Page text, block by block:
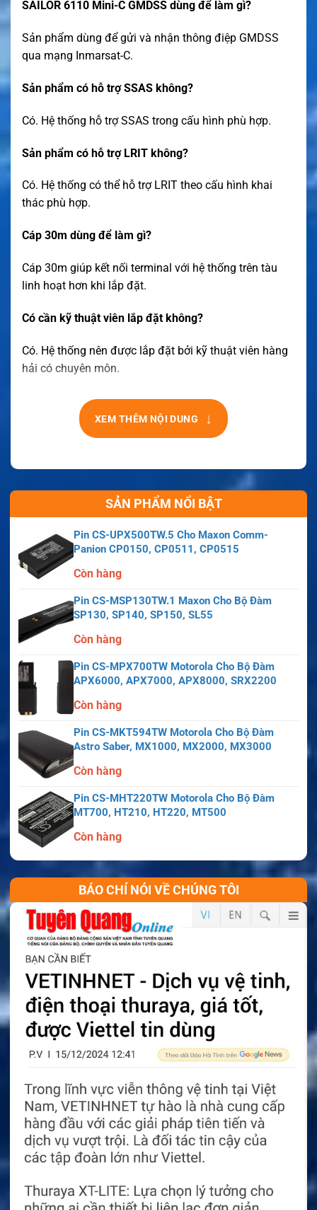
SAILOR 6110 Mini-C GMDSS dùng để làm gì?
Sản phẩm dùng để gửi và nhận thông điệp GMDSS
qua mạng Inmarsat-C.
Sản phẩm có hỗ trợ SSAS không?
Có. Hệ thống hỗ trợ SSAS trong cấu hình phù hợp.
Sản phẩm có hỗ trợ LRIT không?
Có. Hệ thống có thể hỗ trợ LRIT theo cấu hình khai
thác phù hợp.
Cáp 30m dùng để làm gì?
Cáp 30m giúp kết nối terminal với hệ thống trên tàu
linh hoạt hơn khi lắp đặt.
Có cần kỹ thuật viên lắp đặt không?
Có. Hệ thống nên được lắp đặt bởi kỹ thuật viên hàng
hải có chuyên môn.
XEM THÊM NỘI DUNG ↓
SẢN PHẨM NỔI BẬT
Pin CS-UPX500TW.5 Cho Maxon Comm-
Panion CP0150, CP0511, CP0515
Còn hàng
Pin CS-MSP130TW.1 Maxon Cho Bộ Đàm
SP130, SP140, SP150, SL55
Còn hàng
Pin CS-MPX700TW Motorola Cho Bộ Đàm
APX6000, APX7000, APX8000, SRX2200
Còn hàng
Pin CS-MKT594TW Motorola Cho Bộ Đàm
Astro Saber, MX1000, MX2000, MX3000
Còn hàng
Pin CS-MHT220TW Motorola Cho Bộ Đàm
MT700, HT210, HT220, MT500
Còn hàng
BÁO CHÍ NÓI VỀ CHÚNG TÔI